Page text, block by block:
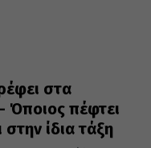
στα
Όποιος πέφτει
ίδια τάξη